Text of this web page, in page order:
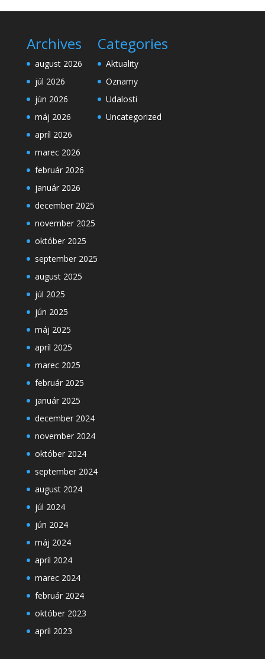
Archives
august 2026
júl 2026
jún 2026
máj 2026
apríl 2026
marec 2026
február 2026
január 2026
december 2025
november 2025
október 2025
september 2025
august 2025
júl 2025
jún 2025
máj 2025
apríl 2025
marec 2025
február 2025
január 2025
december 2024
november 2024
október 2024
september 2024
august 2024
júl 2024
jún 2024
máj 2024
apríl 2024
marec 2024
február 2024
október 2023
apríl 2023
Categories
Aktuality
Oznamy
Udalosti
Uncategorized